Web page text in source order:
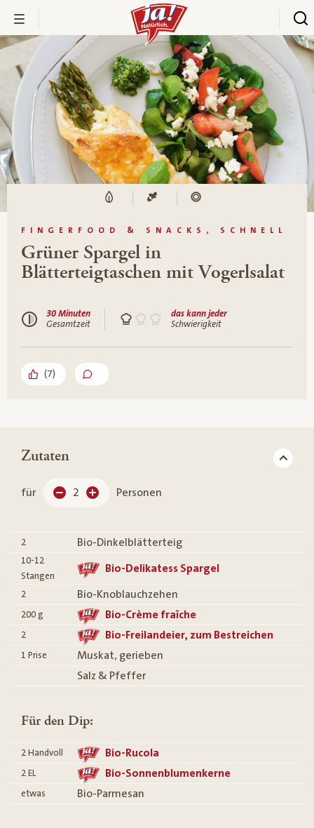
FINGERFOOD & SNACKS, SCHNELL
Grüner Spargel in
Blätterteigtaschen mit Vogerlsalat
30 Minuten
Gesamtzeit
das kann jeder
Schwierigkeit
(7)
Zutaten
für 2 Personen
2 Bio-Dinkelblätterteig
10-12
Stangen
Bio-Delikatess Spargel
2 Bio-Knoblauchzehen
200 g Bio-Crème fraîche
2 Bio-Freilandeier, zum Bestreichen
1 Prise
Muskat, gerieben
Salz & Pfeffer
Für den Dip:
2 Handvoll Bio-Rucola
2 EL Bio-Sonnenblumenkerne
etwas Bio-Parmesan